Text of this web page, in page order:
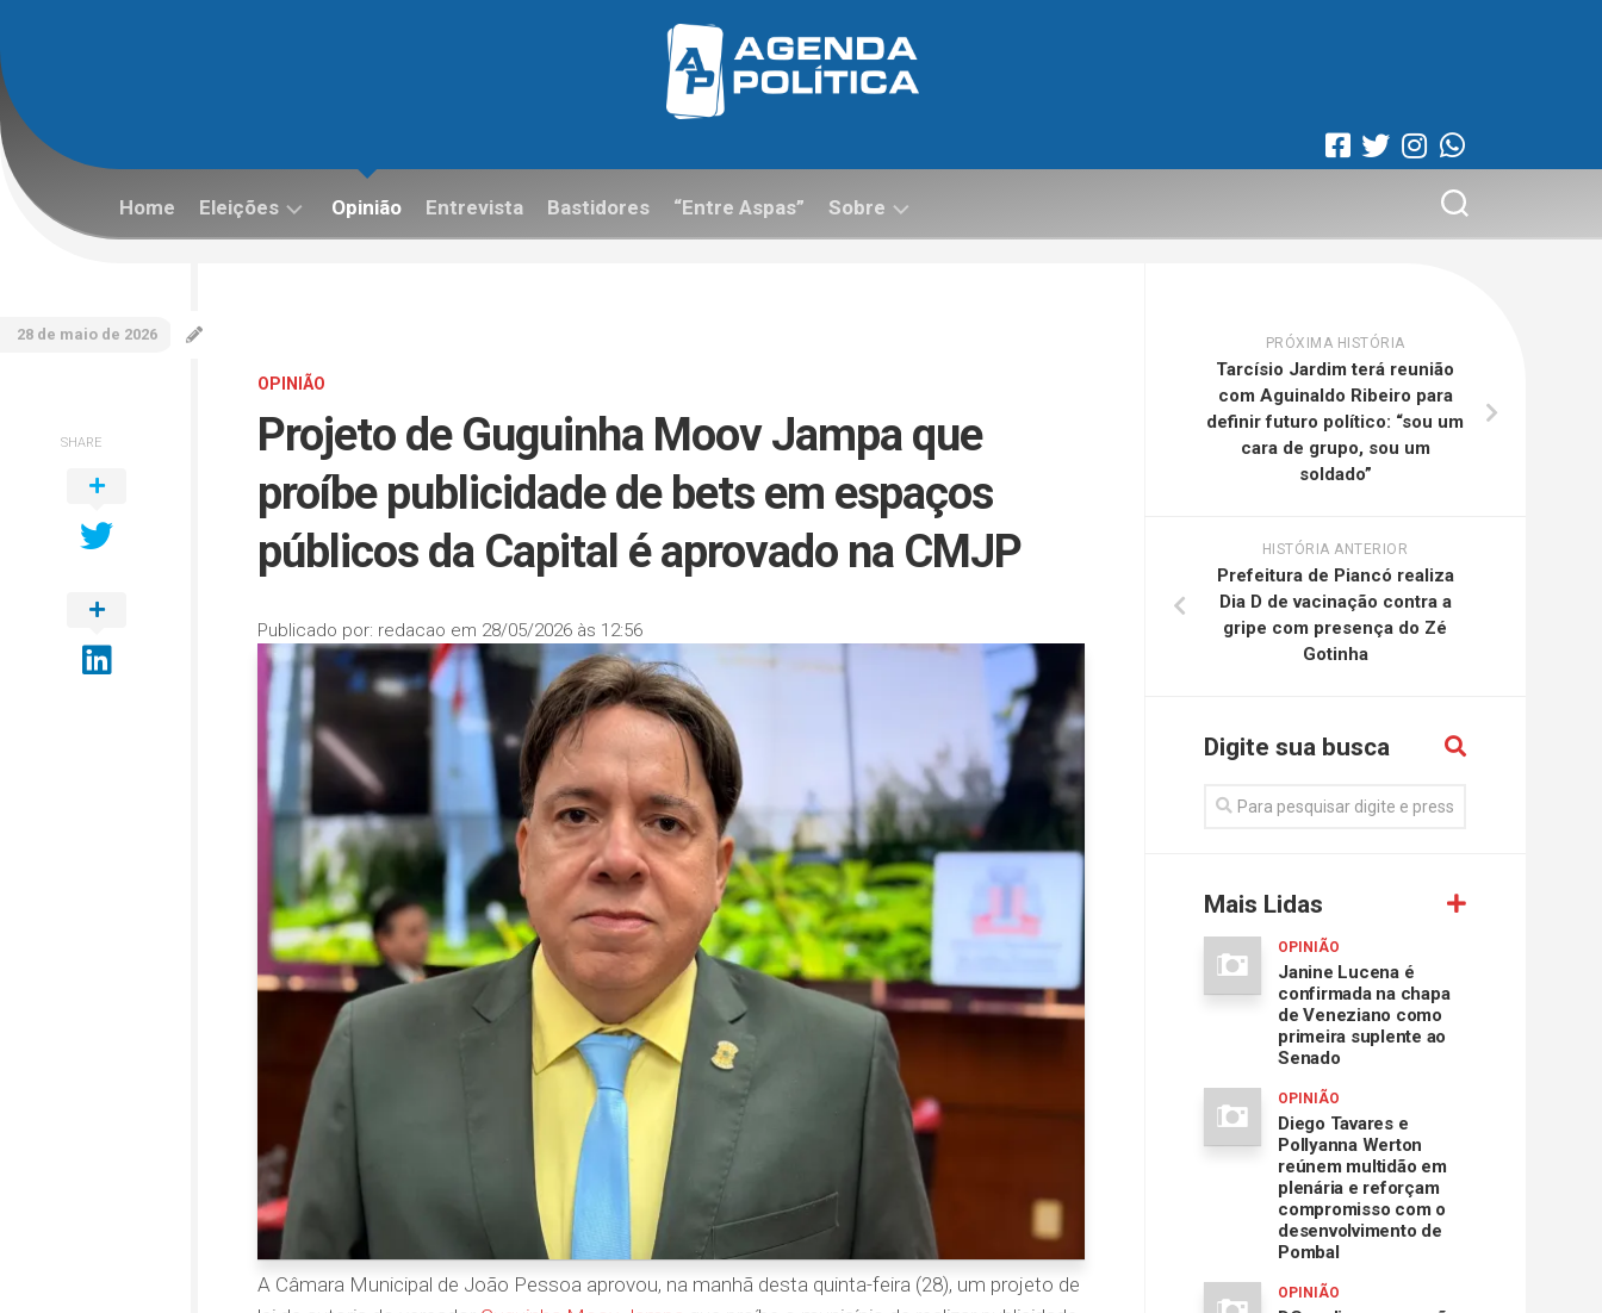
content
Home Eleições Opinião Entrevista Bastidores “Entre Aspas” Sobre
OPINIÃO
Projeto de Guguinha Moov Jampa que
proíbe publicidade de bets em espaços
públicos da Capital é aprovado na CMJP
Publicado por: redacao em 28/05/2026 às 12:56
28 de maio de 2026
A Câmara Municipal de João Pessoa aprovou, na manhã desta quinta-feira (28), um projeto de
SHARE
PRÓXIMA HISTÓRIA
Tarcísio Jardim terá reunião
com Aguinaldo Ribeiro para
definir futuro político: “sou um
cara de grupo, sou um
soldado”
HISTÓRIA ANTERIOR
Prefeitura de Piancó realiza
Dia D de vacinação contra a
gripe com presença do Zé
Gotinha
Digite sua busca
Mais Lidas
OPINIÃO
Janine Lucena é
confirmada na chapa
de Veneziano como
primeira suplente ao
Senado
OPINIÃO
Diego Tavares e
Pollyanna Werton
reúnem multidão em
plenária e reforçam
compromisso com o
desenvolvimento de
Pombal
OPINIÃO